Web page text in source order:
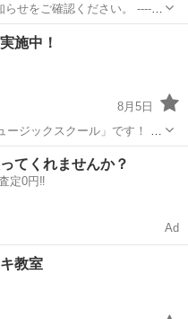
をご確認ください。 -------
趣味
施中！
8月5日
ジックスクール」です！ ピ
・ドラム・ボーカル・ウク
わずお問い合わせをお待ちし
てくれませんか？
定0円‼️
Ad
教室